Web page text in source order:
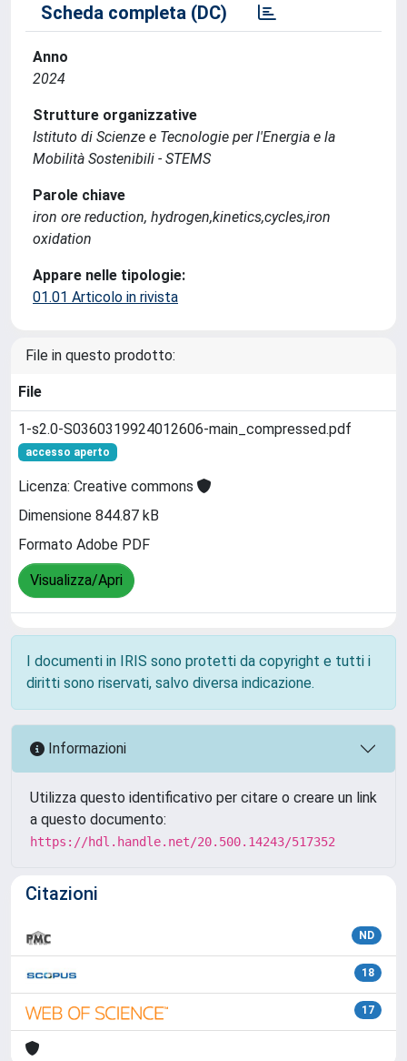
Scheda completa (DC)
Anno
2024
Strutture organizzative
Istituto di Scienze e Tecnologie per l'Energia e la
Mobilità Sostenibili - STEMS
Parole chiave
iron ore reduction, hydrogen,kinetics,cycles,iron
oxidation
Appare nelle tipologie:
01.01 Articolo in rivista
File in questo prodotto:
File
1-s2.0-S0360319924012606-main_compressed.pdf
accesso aperto
Licenza: Creative commons
Dimensione 844.87 kB
Formato Adobe PDF
Visualizza/Apri
I documenti in IRIS sono protetti da copyright e tutti i
diritti sono riservati, salvo diversa indicazione.
Informazioni
Utilizza questo identificativo per citare o creare un link
a questo documento:
https://hdl.handle.net/20.500.14243/517352
Citazioni
ND
18
17